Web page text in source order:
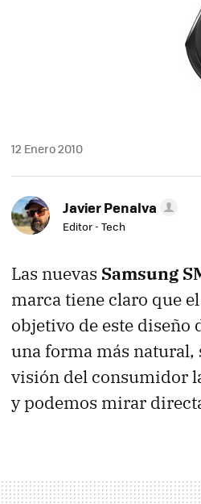
12 Enero 2010
Javier Penalva
Editor - Tech
Las nuevas Samsung
marca tiene claro que
objetivo de este diseño
una forma más natural,
visión del consumidor
y podemos mirar